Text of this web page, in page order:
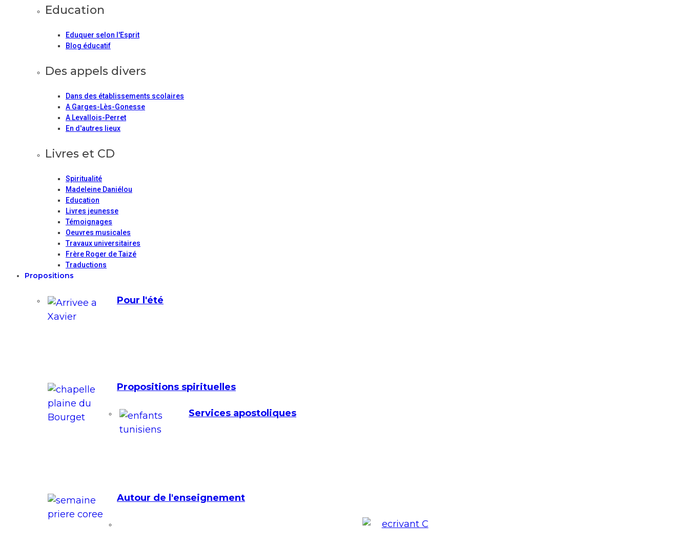
Education
Eduquer selon l'Esprit
Blog éducatif
Des appels divers
Dans des établissements scolaires
A Garges-Lès-Gonesse
A Levallois-Perret
En d'autres lieux
Livres et CD
Spiritualité
Madeleine Daniélou
Education
Livres jeunesse
Témoignages
Oeuvres musicales
Travaux universitaires
Frère Roger de Taizé
Traductions
Propositions
Pour l'été
Propositions spirituelles
Services apostoliques
Autour de l'enseignement